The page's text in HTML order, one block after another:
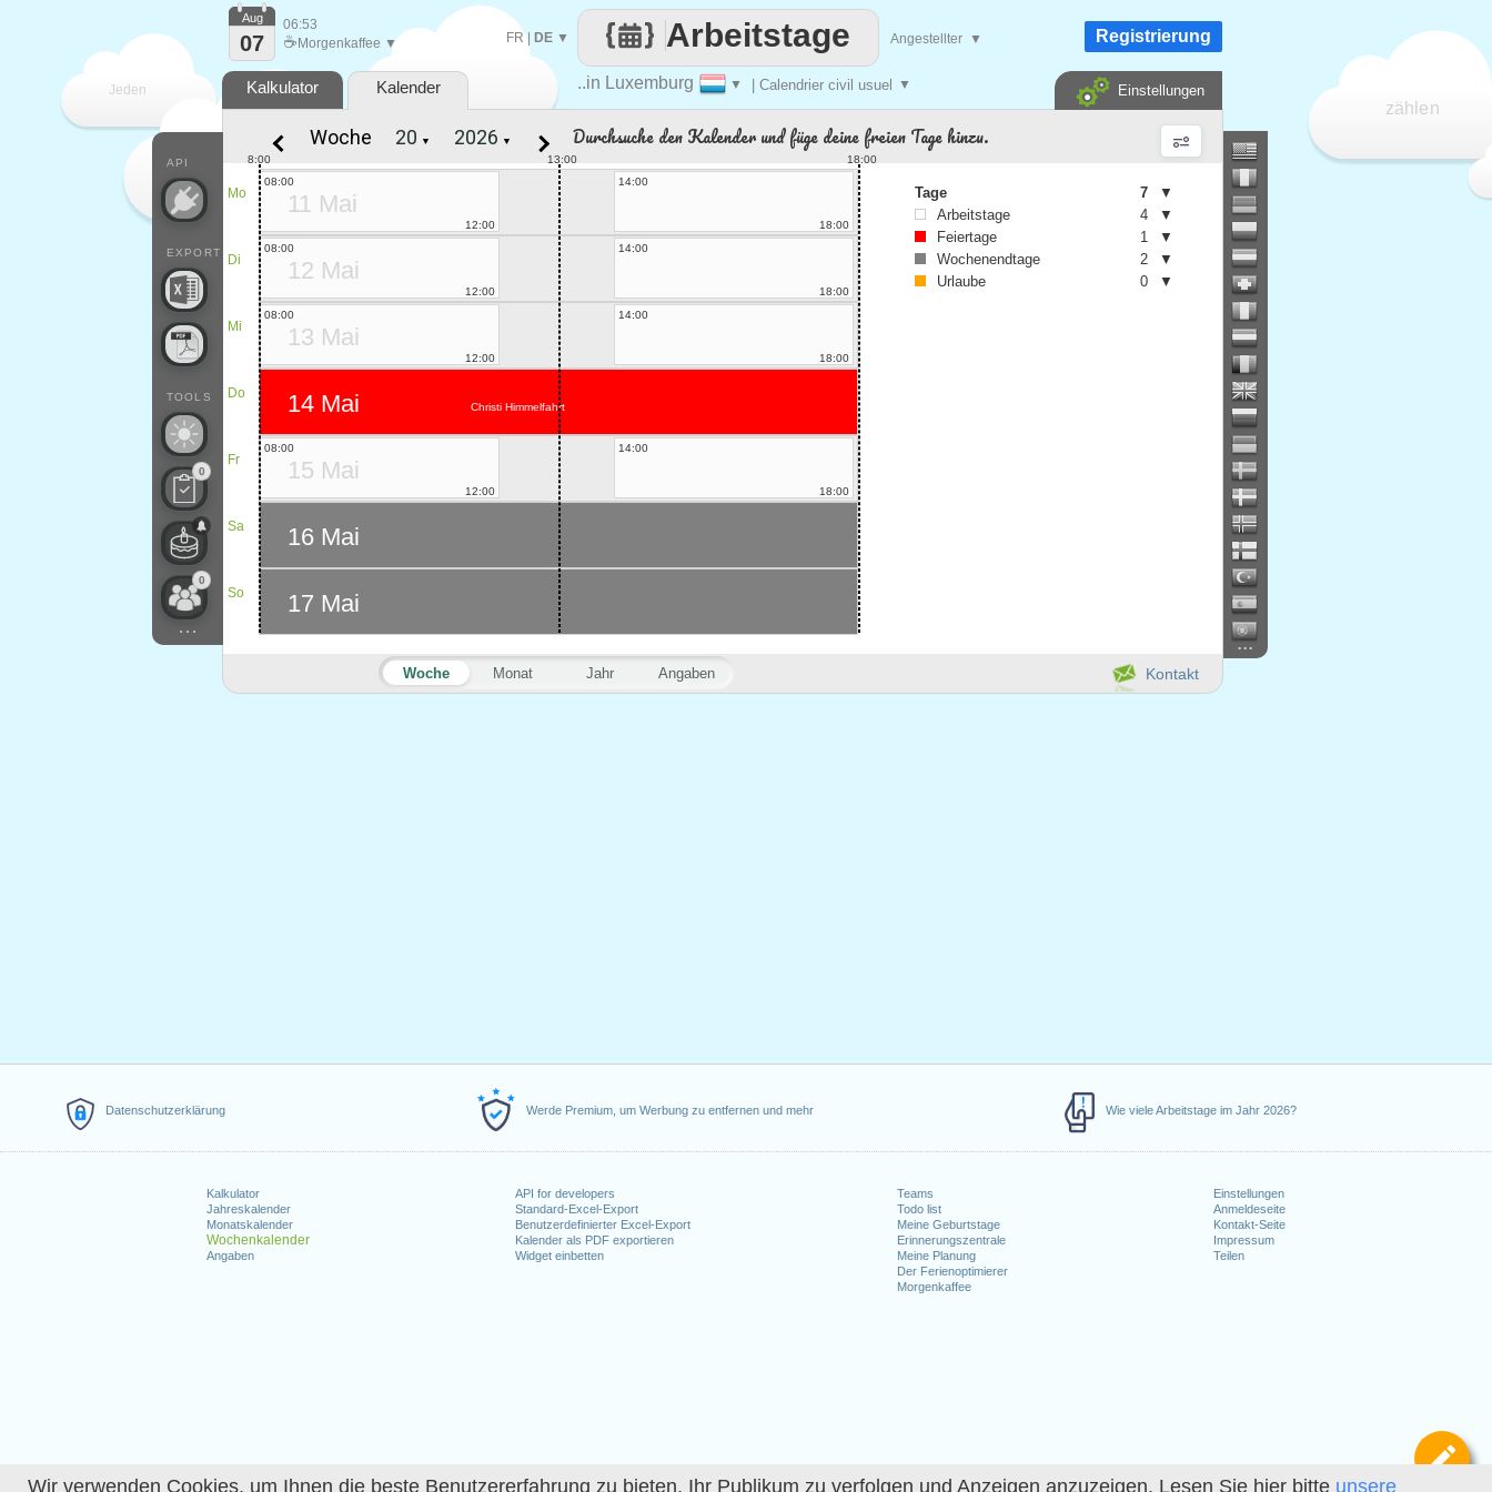
Wir verwenden Cookies, um Ihnen die beste Benutzererfahrung zu bieten, Ihr Publikum zu verfolgen und Anzeigen anzuzeigen. Lesen Sie hier bitte unsere
Datenschutzerklärung Werde Premium, um Werbung zu entfernen und mehr Wie viele Arbeitstage im Jahr 2026?
Kalkulator
Jahreskalender
Monatskalender
Wochenkalender
Angaben
API for developers
Standard-Excel-Export
Benutzerdefinierter Excel-Export
Kalender als PDF exportieren
Widget einbetten
Teams
Todo list
Meine Geburtstage
Erinnerungszentrale
Meine Planung
Der Ferienoptimierer
Morgenkaffee
Einstellungen
Anmeldeseite
Kontakt-Seite
Impressum
Teilen
Jeden
Tag
zählen
..in Luxemburg ▼ | Calendrier civil usuel ▼
Arbeitstage
FR| DE ▼ Angestellter ▼
API
EXPORT
TOOLS
0
0
...
Aug
07
06:53
☕ Morgenkaffee ▼ Registrierung
Kalkulator Kalender Einstellungen
...
Kontakt
Woche Monat Jahr Angaben
Woche ▼ ▼ Durchsuche den Kalender und füge deine freien Tage hinzu.
Mo
Di
Mi
Do
Fr
Sa
So
13:00
8:00 18:00
11 Mai
08:00
12:00
14:00
18:00
12 Mai
08:00
12:00
14:00
18:00
13 Mai
08:00
12:00
14:00
18:00
Christi Himmelfahrt
14 Mai
15 Mai
08:00
12:00
14:00
18:00
16 Mai
17 Mai
Tage 7
▼
Arbeitstage
4
▼
Feiertage
1
▼
Wochenendtage
2
▼
Urlaube
0 ▼